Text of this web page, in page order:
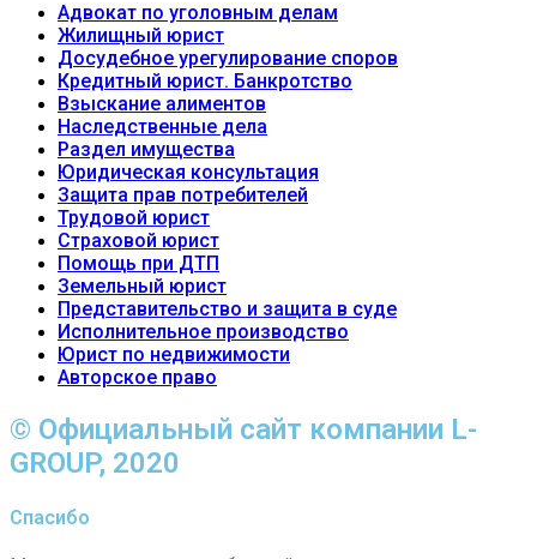
Адвокат по уголовным делам
Жилищный юрист
Досудебное урегулирование споров
Кредитный юрист. Банкротство
Взыскание алиментов
Наследственные дела
Раздел имущества
Юридическая консультация
Защита прав потребителей
Трудовой юрист
Страховой юрист
Помощь при ДТП
Земельный юрист
Представительство и защита в суде
Исполнительное производство
Юрист по недвижимости
Авторское право
© Официальный сайт компании L-
GROUP, 2020
Спасибо